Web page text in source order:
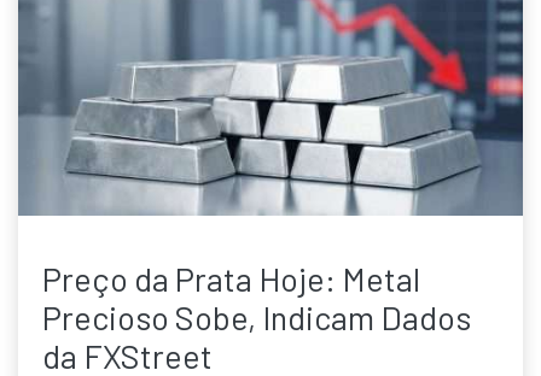
Preço da Prata Hoje: Metal
Precioso Sobe, Indicam Dados
da FXStreet